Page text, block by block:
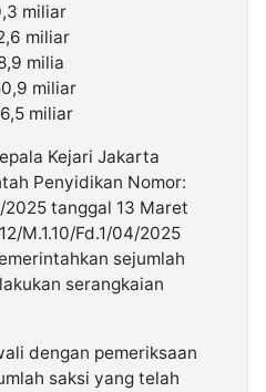
miliar
miliar
milia
miliar
miliar
Kejari Jakarta
Penyidikan Nomor:
2025 tanggal 13 Maret
M.1.10/Fd.1/04/2025
sejumlah
serangkaian
dengan pemeriksaan
saksi yang telah